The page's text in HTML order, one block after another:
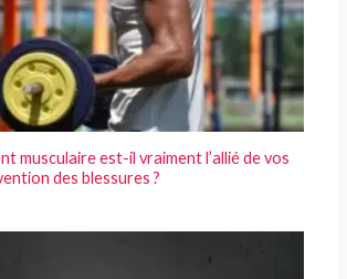
musculaire est-il vraiment l’allié de vos
des blessures ?